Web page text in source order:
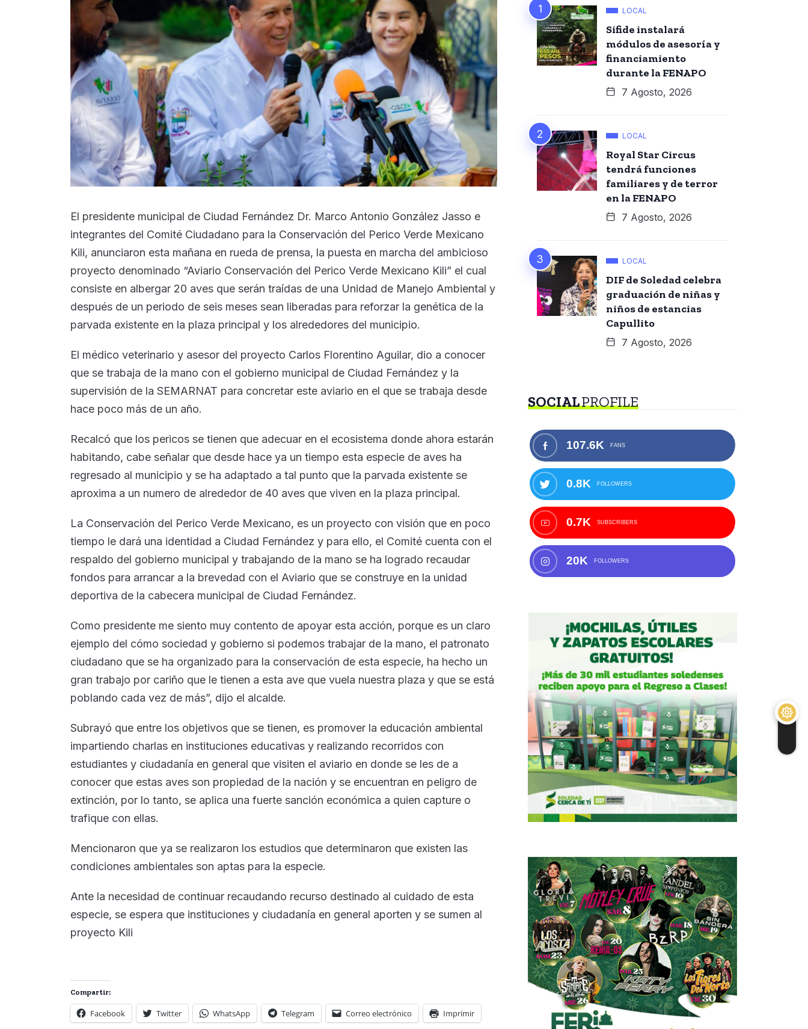
El presidente municipal de Ciudad Fernández Dr. Marco Antonio González Jasso e
integrantes del Comité Ciudadano para la Conservación del Perico Verde Mexicano
Kili, anunciaron esta mañana en rueda de prensa, la puesta en marcha del ambicioso
proyecto denominado “Aviario Conservación del Perico Verde Mexicano Kili” el cual
consiste en albergar 20 aves que serán traídas de una Unidad de Manejo Ambiental y
después de un periodo de seis meses sean liberadas para reforzar la genética de la
parvada existente en la plaza principal y los alrededores del municipio.
El médico veterinario y asesor del proyecto Carlos Florentino Aguilar, dio a conocer
que se trabaja de la mano con el gobierno municipal de Ciudad Fernández y la
supervisión de la SEMARNAT para concretar este aviario en el que se trabaja desde
hace poco más de un año.
Recalcó que los pericos se tienen que adecuar en el ecosistema donde ahora estarán
habitando, cabe señalar que desde hace ya un tiempo esta especie de aves ha
regresado al municipio y se ha adaptado a tal punto que la parvada existente se
aproxima a un numero de alrededor de 40 aves que viven en la plaza principal.
La Conservación del Perico Verde Mexicano, es un proyecto con visión que en poco
tiempo le dará una identidad a Ciudad Fernández y para ello, el Comité cuenta con el
respaldo del gobierno municipal y trabajando de la mano se ha logrado recaudar
fondos para arrancar a la brevedad con el Aviario que se construye en la unidad
deportiva de la cabecera municipal de Ciudad Fernández.
Como presidente me siento muy contento de apoyar esta acción, porque es un claro
ejemplo del cómo sociedad y gobierno si podemos trabajar de la mano, el patronato
ciudadano que se ha organizado para la conservación de esta especie, ha hecho un
gran trabajo por cariño que le tienen a esta ave que vuela nuestra plaza y que se está
poblando cada vez de más”, dijo el alcalde.
Subrayó que entre los objetivos que se tienen, es promover la educación ambiental
impartiendo charlas en instituciones educativas y realizando recorridos con
estudiantes y ciudadanía en general que visiten el aviario en donde se les de a
conocer que estas aves son propiedad de la nación y se encuentran en peligro de
extinción, por lo tanto, se aplica una fuerte sanción económica a quien capture o
trafique con ellas.
Mencionaron que ya se realizaron los estudios que determinaron que existen las
condiciones ambientales son aptas para la especie.
Ante la necesidad de continuar recaudando recurso destinado al cuidado de esta
especie, se espera que instituciones y ciudadanía en general aporten y se sumen al
proyecto Kili
Compartir:
Facebook Twitter WhatsApp Telegram Correo electrónico Imprimir
LOCAL
Sifide instalará
módulos de asesoría y
financiamiento
durante la FENAPO
7 Agosto, 2026
LOCAL
Royal Star Circus
tendrá funciones
familiares y de terror
en la FENAPO
7 Agosto, 2026
LOCAL
DIF de Soledad celebra
graduación de niñas y
niños de estancias
Capullito
7 Agosto, 2026
SOCIALPROFILE
107.6K FANS
0.8K FOLLOWERS
0.7K SUBSCRIBERS
20K FOLLOWERS